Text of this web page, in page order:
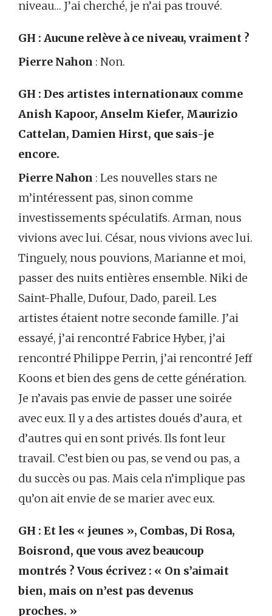
niveau… J’ai cherché, je n’ai pas trouvé.
GH : Aucune relève à ce niveau, vraiment ?
Pierre Nahon : Non.
GH : Des artistes internationaux comme
Anish Kapoor, Anselm Kiefer, Maurizio
Cattelan, Damien Hirst, que sais-je
encore.
Pierre Nahon : Les nouvelles stars ne
m’intéressent pas, sinon comme
investissements spéculatifs. Arman, nous
vivions avec lui. César, nous vivions avec lui.
Tinguely, nous pouvions, Marianne et moi,
passer des nuits entières ensemble. Niki de
Saint-Phalle, Dufour, Dado, pareil. Les
artistes étaient notre seconde famille. J’ai
essayé, j’ai rencontré Fabrice Hyber, j’ai
rencontré Philippe Perrin, j’ai rencontré Jeff
Koons et bien des gens de cette génération.
Je n’avais pas envie de passer une soirée
avec eux. Il y a des artistes doués d’aura, et
d’autres qui en sont privés. Ils font leur
travail. C’est bien ou pas, se vend ou pas, a
du succès ou pas. Mais cela n’implique pas
qu’on ait envie de se marier avec eux.
GH : Et les « jeunes », Combas, Di Rosa,
Boisrond, que vous avez beaucoup
montrés ? Vous écrivez : « On s’aimait
bien, mais on n’est pas devenus
proches. »